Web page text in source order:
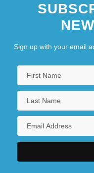
Sign up with your email